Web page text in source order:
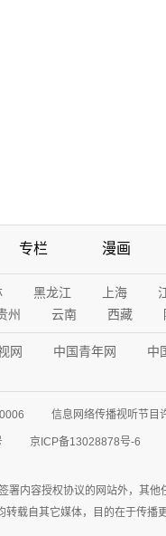
专栏 漫画
黑龙江 上海
州 云南 西藏
网 中国青年网 中
信息网络传播视听节目
京ICP备13028878号-6
署内容授权协议的网站外，其
载自其它媒体，目的在于传